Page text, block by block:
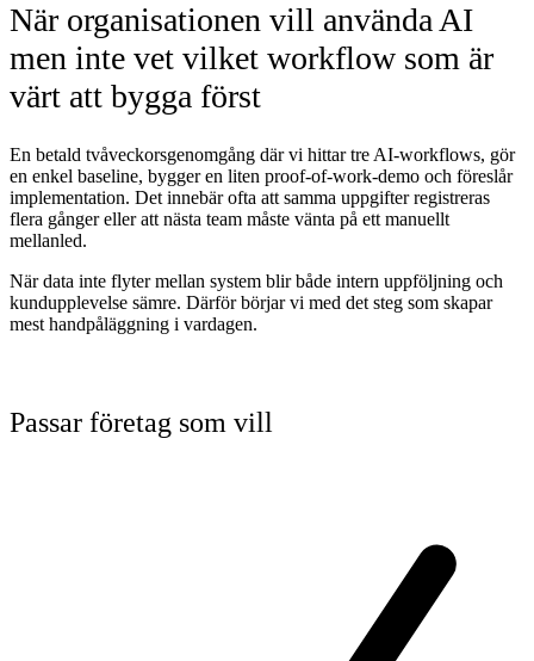
När organisationen vill använda AI
men inte vet vilket workflow som är
värt att bygga först
En betald tvåveckorsgenomgång där vi hittar tre AI-workflows, gör
en enkel baseline, bygger en liten proof-of-work-demo och föreslår
implementation. Det innebär ofta att samma uppgifter registreras
flera gånger eller att nästa team måste vänta på ett manuellt
mellanled.
När data inte flyter mellan system blir både intern uppföljning och
kundupplevelse sämre. Därför börjar vi med det steg som skapar
mest handpåläggning i vardagen.
Passar företag som vill